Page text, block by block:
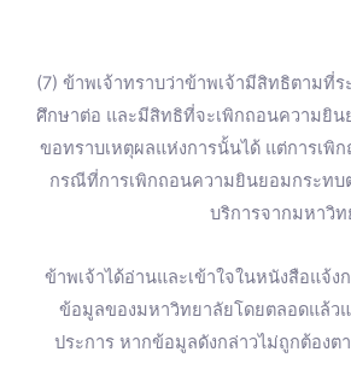
(7) ข้าพเจ้าทราบว่าข้าพเจ้ามีสิทธิตามที่
ศึกษาต่อ และมีสิทธิที่จะเพิกถอนความยิน
ขอทราบเหตุผลแห่งการนั้นได้ แต่การเ
กรณีที่การเพิกถอนความยินยอมกระทบ
บริการจากมหาวิ
ข้าพเจ้าได้อ่านและเข้าใจในหนังสือแจ้
ข้อมูลของมหาวิทยาลัยโดยตลอดแล้ว
ประการ หากข้อมูลดังกล่าวไม่ถูกต้อง